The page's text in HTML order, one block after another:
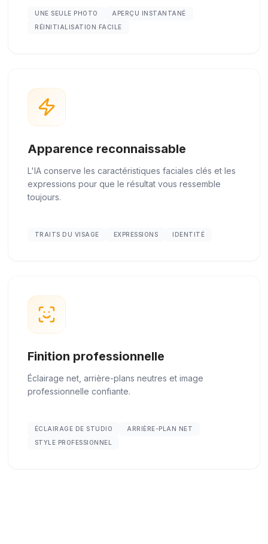
UNE SEULE PHOTO
APERÇU INSTANTANÉ
RÉINITIALISATION FACILE
Apparence reconnaissable
L'IA conserve les caractéristiques faciales clés et les
expressions pour que le résultat vous ressemble
toujours.
TRAITS DU VISAGE EXPRESSIONS IDENTITÉ
Finition professionnelle
Éclairage net, arrière-plans neutres et image
professionnelle confiante.
ÉCLAIRAGE DE STUDIO
ARRIÈRE-PLAN NET
STYLE PROFESSIONNEL